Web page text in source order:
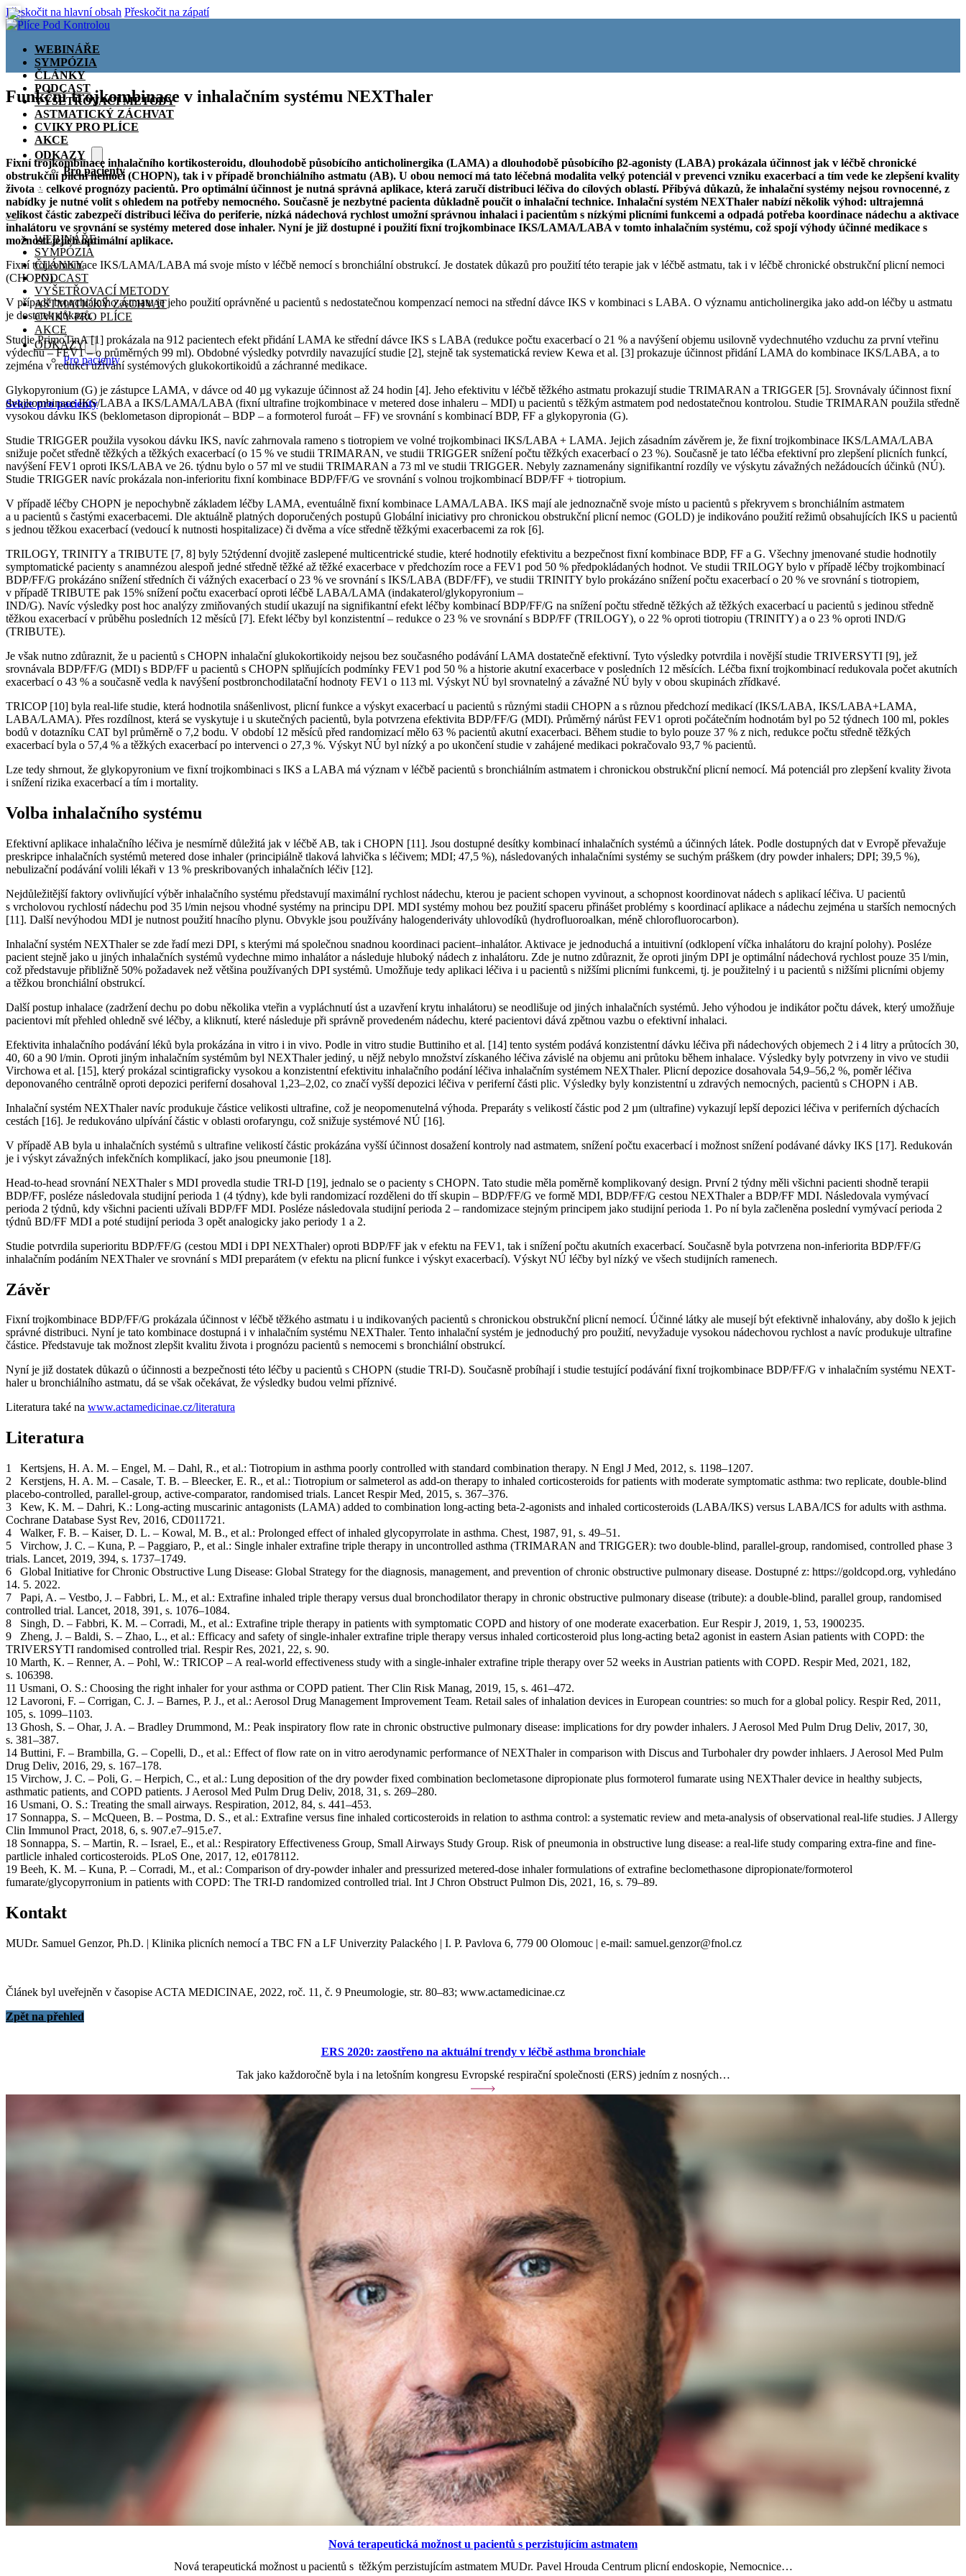
Přeskočit na hlavní obsah Přeskočit na zápatí
WEBINÁŘE
SYMPÓZIA
ČLÁNKY
PODCAST
VYŠETŘOVACÍ METODY
ASTMATICKÝ ZÁCHVAT
CVIKY PRO PLÍCE
AKCE
ODKAZY
Pro pacienty
🏠
WEBINÁŘE
SYMPÓZIA
ČLÁNKY
PODCAST
VYŠETŘOVACÍ METODY
ASTMATICKÝ ZÁCHVAT
CVIKY PRO PLÍCE
AKCE
ODKAZY
Pro pacienty
Sekce pro pacienty
Funkční trojkombinace v inhalačním systému NEXThaler
Fixní trojkombinace inhalačního kortikosteroidu, dlouhodobě působícího anticholinergika (LAMA) a dlouhodobě působícího β2-agonisty (LABA) prokázala účinnost jak v léčbě chronické
obstrukční plicní nemoci (CHOPN), tak i v případě bronchiálního astmatu (AB). U obou nemocí má tato léčebná modalita velký potenciál v prevenci vzniku exacerbací a tím vede ke zlepšení kvality
života a celkové prognózy pacientů. Pro optimální účinnost je nutná správná aplikace, která zaručí distribuci léčiva do cílových oblastí. Přibývá důkazů, že inhalační systémy nejsou rovnocenné, z
nabídky je nutné volit s ohledem na potřeby nemocného. Současně je nezbytné pacienta důkladně poučit o inhalační technice. Inhalační systém NEXThaler nabízí několik výhod: ultrajemná
velikost částic zabezpečí distribuci léčiva do periferie, nízká nádechová rychlost umožní správnou inhalaci i pacientům s nízkými plicními funkcemi a odpadá potřeba koordinace nádechu a aktivace
inhalátoru ve srovnání se systémy metered dose inhaler. Nyní je již dostupné i použití fixní trojkombinace IKS/LAMA/LABA v tomto inhalačním systému, což spojí výhody účinné medikace s
možností jejich optimální aplikace.
Fixní trojkombinace IKS/LAMA/LABA má svoje místo v léčbě nemocí s bronchiální obstrukcí. Je dostatek důkazů pro použití této terapie jak v léčbě astmatu, tak i v léčbě chronické obstrukční plicní nemoci
(CHOPN).
V případě bronchiálního astmatu je jeho použití oprávněné u pacientů s nedostatečnou kompenzací nemoci na střední dávce IKS v kombinaci s LABA. O významu anticholinergika jako add-on léčby u astmatu
je dostatek důkazů.
Studie PrimoTinA [1] prokázala na 912 pacientech efekt přidání LAMA ke střední dávce IKS s LABA (redukce počtu exacerbací o 21 % a navýšení objemu usilovně vydechnutého vzduchu za první vteřinu
výdechu – FEV1 – o průměrných 99 ml). Obdobné výsledky potvrdily navazující studie [2], stejně tak systematická review Kewa et al. [3] prokazuje účinnost přidání LAMA do kombinace IKS/LABA, a to
zejména v redukci užívání systémových glukokortikoidů a záchranné medikace.
Glykopyronium (G) je zástupce LAMA, v dávce od 40 µg vykazuje účinnost až 24 hodin [4]. Jeho efektivitu v léčbě těžkého astmatu prokazují studie TRIMARAN a TRIGGER [5]. Srovnávaly účinnost fixní
dvojkombinace IKS/LABA a IKS/LAMA/LABA (fixní ultrafine trojkombinace v metered dose inhaleru – MDI) u pacientů s těžkým astmatem pod nedostatečnou kontrolou. Studie TRIMARAN použila středně
vysokou dávku IKS (beklometason dipropionát – BDP – a formoterol furoát – FF) ve srovnání s kombinací BDP, FF a glykopyronia (G).
Studie TRIGGER použila vysokou dávku IKS, navíc zahrnovala rameno s tiotropiem ve volné trojkombinaci IKS/LABA + LAMA. Jejich zásadním závěrem je, že fixní trojkombinace IKS/LAMA/LABA
snižuje počet středně těžkých a těžkých exacerbací (o 15 % ve studii TRIMARAN, ve studii TRIGGER snížení počtu těžkých exacerbací o 23 %). Současně je tato léčba efektivní pro zlepšení plicních funkcí,
navýšení FEV1 oproti IKS/LABA ve 26. týdnu bylo o 57 ml ve studii TRIMARAN a 73 ml ve studii TRIGGER. Nebyly zaznamenány signifikantní rozdíly ve výskytu závažných nežádoucích účinků (NÚ).
Studie TRIGGER navíc prokázala non-inferioritu fixní kombinace BDP/FF/G ve srovnání s volnou trojkombinací BDP/FF + tiotropium.
V případě léčby CHOPN je nepochybně základem léčby LAMA, eventuálně fixní kombinace LAMA/LABA. IKS mají ale jednoznačně svoje místo u pacientů s překryvem s bronchiálním astmatem
a u pacientů s častými exacerbacemi. Dle aktuálně platných doporučených postupů Globální iniciativy pro chronickou obstrukční plicní nemoc (GOLD) je indikováno použití režimů obsahujících IKS u pacientů
s jednou těžkou exacerbací (vedoucí k nutnosti hospitalizace) či dvěma a více středně těžkými exacerbacemi za rok [6].
TRILOGY, TRINITY a TRIBUTE [7, 8] byly 52týdenní dvojitě zaslepené multicentrické studie, které hodnotily efektivitu a bezpečnost fixní kombinace BDP, FF a G. Všechny jmenované studie hodnotily
symptomatické pacienty s anamnézou alespoň jedné středně těžké až těžké exacerbace v předchozím roce a FEV1 pod 50 % předpokládaných hodnot. Ve studii TRILOGY bylo v případě léčby trojkombinací
BDP/FF/G prokázáno snížení středních či vážných exacerbací o 23 % ve srovnání s IKS/LABA (BDF/FF), ve studii TRINITY bylo prokázáno snížení počtu exacerbací o 20 % ve srovnání s tiotropiem,
v případě TRIBUTE pak 15% snížení počtu exacerbací oproti léčbě LABA/LAMA (indakaterol/glykopyronium –
IND/G). Navíc výsledky post hoc analýzy zmiňovaných studií ukazují na signifikantní efekt léčby kombinací BDP/FF/G na snížení počtu středně těžkých až těžkých exacerbací u pacientů s jedinou středně
těžkou exacerbací v průběhu posledních 12 měsíců [7]. Efekt léčby byl konzistentní – redukce o 23 % ve srovnání s BDP/FF (TRILOGY), o 22 % oproti tiotropiu (TRINITY) a o 23 % oproti IND/G
(TRIBUTE).
Je však nutno zdůraznit, že u pacientů s CHOPN inhalační glukokortikoidy nejsou bez současného podávání LAMA dostatečně efektivní. Tyto výsledky potvrdila i novější studie TRIVERSYTI [9], jež
srovnávala BDP/FF/G (MDI) s BDP/FF u pacientů s CHOPN splňujících podmínky FEV1 pod 50 % a historie akutní exacerbace v posledních 12 měsících. Léčba fixní trojkombinací redukovala počet akutních
exacerbací o 43 % a současně vedla k navýšení postbronchodilatační hodnoty FEV1 o 113 ml. Výskyt NÚ byl srovnatelný a závažné NÚ byly v obou skupinách zřídkavé.
TRICOP [10] byla real-life studie, která hodnotila snášenlivost, plicní funkce a výskyt exacerbací u pacientů s různými stadii CHOPN a s různou předchozí medikací (IKS/LABA, IKS/LABA+LAMA,
LABA/LAMA). Přes rozdílnost, která se vyskytuje i u skutečných pacientů, byla potvrzena efektivita BDP/FF/G (MDI). Průměrný nárůst FEV1 oproti počátečním hodnotám byl po 52 týdnech 100 ml, pokles
bodů v dotazníku CAT byl průměrně o 7,2 bodu. V období 12 měsíců před randomizací mělo 63 % pacientů akutní exacerbaci. Během studie to bylo pouze 37 % z nich, redukce počtu středně těžkých
exacerbací byla o 57,4 % a těžkých exacerbací po intervenci o 27,3 %. Výskyt NÚ byl nízký a po ukončení studie v zahájené medikaci pokračovalo 93,7 % pacientů.
Lze tedy shrnout, že glykopyronium ve fixní trojkombinaci s IKS a LABA má význam v léčbě pacientů s bronchiálním astmatem i chronickou obstrukční plicní nemocí. Má potenciál pro zlepšení kvality života
i snížení rizika exacerbací a tím i mortality.
Volba inhalačního systému
Efektivní aplikace inhalačního léčiva je nesmírně důležitá jak v léčbě AB, tak i CHOPN [11]. Jsou dostupné desítky kombinací inhalačních systémů a účinných látek. Podle dostupných dat v Evropě převažuje
preskripce inhalačních systémů metered dose inhaler (principiálně tlaková lahvička s léčivem; MDI; 47,5 %), následovaných inhalačními systémy se suchým práškem (dry powder inhalers; DPI; 39,5 %),
nebulizační podávání volili lékaři v 13 % preskribovaných inhalačních léčiv [12].
Nejdůležitější faktory ovlivňující výběr inhalačního systému představují maximální rychlost nádechu, kterou je pacient schopen vyvinout, a schopnost koordinovat nádech s aplikací léčiva. U pacientů
s vrcholovou rychlostí nádechu pod 35 l/min nejsou vhodné systémy na principu DPI. MDI systémy mohou bez po­užití spaceru přinášet problémy s koordinací aplikace a nádechu zejména u starších nemocných
[11]. Další nevýhodou MDI je nutnost použití hnacího plynu. Obvykle jsou používány halogenderiváty uhlovodíků (hydrofluoroalkan, méně chlorofluorocarbon).
Inhalační systém NEXThaler se zde řadí mezi DPI, s kterými má společnou snadnou koordinaci pacient–inhalátor. Aktivace je jednoduchá a intuitivní (odklopení víčka inhalátoru do krajní polohy). Posléze
pacient stejně jako u jiných inhalačních systémů vydechne mimo inhalátor a následuje hluboký nádech z inhalátoru. Zde je nutno zdůraznit, že oproti jiným DPI je optimální nádechová rychlost pouze 35 l/min,
což představuje přibližně 50% požadavek než většina používaných DPI systémů. Umožňuje tedy aplikaci léčiva i u pacientů s nižšími plicními funkcemi, tj. je použitelný i u pacientů s nižšími plicními objemy
a těžkou bronchiální obstrukcí.
Další postup inhalace (zadržení dechu po dobu několika vteřin a vypláchnutí úst a uzavření krytu inhalátoru) se neodlišuje od jiných inhalačních systémů. Jeho výhodou je indikátor počtu dávek, který umožňuje
pacientovi mít přehled ohledně své léčby, a kliknutí, které následuje při správně provedeném nádechu, které pacientovi dává zpětnou vazbu o efektivní inhalaci.
Efektivita inhalačního podávání léků byla prokázána in vitro i in vivo. Podle in vitro studie Buttiniho et al. [14] tento systém podává konzistentní dávku léčiva při nádechových objemech 2 i 4 litry a průtocích 30,
40, 60 a 90 l/min. Oproti jiným inhalačním systémům byl NEXThaler jediný, u nějž nebylo množství získaného léčiva závislé na objemu ani průtoku během inhalace. Výsledky byly potvrzeny in vivo ve studii
Virchowa et al. [15], který prokázal scintigraficky vysokou a konzistentní efektivitu inhalačního podání léčiva inhalačním systémem NEXThaler. Plicní depozice dosahovala 54,9–56,2 %, poměr léčiva
deponovaného centrálně oproti depozici periferní dosahoval 1,23–2,02, co značí vyšší depozici léčiva v periferní části plic. Výsledky byly konzistentní u zdravých nemocných, pacientů s CHOPN i AB.
Inhalační systém NEXThaler navíc produkuje částice velikosti ultrafine, což je neopomenutelná výhoda. Preparáty s velikostí částic pod 2 µm (ultrafine) vykazují lepší depozici léčiva v periferních dýchacích
cestách [16]. Je redukováno ulpívání částic v oblasti orofaryngu, což snižuje systémové NÚ [16].
V případě AB byla u inhalačních systémů s ultrafine velikostí částic prokázána vyšší účinnost dosažení kontroly nad astmatem, snížení počtu exacerbací i možnost snížení podávané dávky IKS [17]. Redukován
je i výskyt závažných infekčních komplikací, jako jsou pneumonie [18].
Head-to-head srovnání NEXThaler s MDI provedla studie TRI-D [19], jednalo se o pacienty s CHOPN. Tato studie měla poměrně komplikovaný design. První 2 týdny měli všichni pacienti shodně terapii
BDP/FF, posléze následovala studijní perioda 1 (4 týdny), kde byli randomizací rozděleni do tří skupin – BDP/FF/G ve formě MDI, BDP/FF/G cestou NEXThaler a BDP/FF MDI. Následovala vymývací
perioda 2 týdnů, kdy všichni pacienti užívali BDP/FF MDI. Posléze následovala studijní perioda 2 – randomizace stejným principem jako studijní perioda 1. Po ní byla začleněna poslední vymývací perioda 2
týdnů BD/FF MDI a poté studijní perioda 3 opět analogicky jako periody 1 a 2.
Studie potvrdila superioritu BDP/FF/G (cestou MDI i DPI NEXT­haler) oproti BDP/FF jak v efektu na FEV1, tak i snížení počtu akutních exacerbací. Současně byla potvrzena non-inferiorita BDP/FF/G
inhalačním podáním NEXThaler ve srovnání s MDI preparátem (v efektu na plicní funkce i výskyt exacerbací). Výskyt NÚ léčby byl nízký ve všech studijních ramenech.
Závěr
Fixní trojkombinace BDP/FF/G prokázala účinnost v léčbě těžkého astmatu i u indikovaných pacientů s chronickou obstrukční plicní nemocí. Účinné látky ale musejí být efektivně inhalovány, aby došlo k jejich
správné distribuci. Nyní je tato kombinace dostupná i v inhalačním systému NEXThaler. Tento inhalační systém je jednoduchý pro použití, nevyžaduje vysokou nádechovou rychlost a navíc produkuje ultrafine
částice. Představuje tak možnost zlepšit kvalitu života i prognózu pacientů s nemocemi s bronchiální obstrukcí.
Nyní je již dostatek důkazů o účinnosti a bezpečnosti této léčby u pacientů s CHOPN (studie TRI-D). Současně probíhají i studie testující podávání fixní trojkombinace BDP/FF/G v inhalačním systému NEXT­
haler u bronchiálního astmatu, dá se však očekávat, že výsledky budou velmi příznivé.
Literatura také na www.actamedicinae.cz/literatura
Literatura
1 Kertsjens, H. A. M. – Engel, M. – Dahl, R., et al.: Tiotropium in asthma poorly controlled with standard combination therapy. N Engl J Med, 2012, s. 1198–1207.
2 Kerstjens, H. A. M. – Casale, T. B. – Bleecker, E. R., et al.: Tiotropium or salmeterol as add-on therapy to inhaled corticosteroids for patients with moderate symptomatic asthma: two replicate, double-blind
placebo-controlled, parallel-group, active-comparator, randomised trials. Lancet Respir Med, 2015, s. 367–376.
3 Kew, K. M. – Dahri, K.: Long-acting muscarinic antagonists (LAMA) added to combination long-acting beta-2-agonists and inhaled corticosteroids (LABA/IKS) versus LABA/ICS for adults with asthma.
Cochrane Database Syst Rev, 2016, CD011721.
4 Walker, F. B. – Kaiser, D. L. – Kowal, M. B., et al.: Prolonged effect of inhaled glycopyrrolate in asthma. Chest, 1987, 91, s. 49–51.
5 Virchow, J. C. – Kuna, P. – Paggiaro, P., et al.: Single inhaler extrafine triple therapy in uncontrolled asthma (TRIMARAN and TRIGGER): two double-blind, parallel-group, randomised, controlled phase 3
trials. Lancet, 2019, 394, s. 1737–1749.
6 Global Initiative for Chronic Obstructive Lung Disease: Global Strategy for the diagnosis, management, and prevention of chronic obstructive pulmonary disease. Dostupné z: https://goldcopd.org, vyhledáno
14. 5. 2022.
7 Papi, A. – Vestbo, J. – Fabbri, L. M., et al.: Extrafine inhaled triple therapy versus dual bronchodilator therapy in chronic obstructive pulmonary disease (tribute): a double-blind, parallel group, randomised
controlled trial. Lancet, 2018, 391, s. 1076–1084.
8 Singh, D. – Fabbri, K. M. – Corradi, M., et al.: Extrafine triple therapy in patients with symptomatic COPD and history of one moderate exacerbation. Eur Respir J, 2019, 1, 53, 1900235.
9 Zheng, J. – Baldi, S. – Zhao, L., et al.: Efficacy and safety of single-inhaler extrafine triple therapy versus inhaled corticosteroid plus long-acting beta2 agonist in eastern Asian patients with COPD: the
TRIVERSYTI randomised controlled trial. Respir Res, 2021, 22, s. 90.
10 Marth, K. – Renner, A. – Pohl, W.: TRICOP – A real-world effectiveness study with a single-inhaler extrafine triple therapy over 52 weeks in Austrian patients with COPD. Respir Med, 2021, 182,
s. 106398.
11 Usmani, O. S.: Choosing the right inhaler for your asthma or COPD patient. Ther Clin Risk Manag, 2019, 15, s. 461–472.
12 Lavoroni, F. – Corrigan, C. J. – Barnes, P. J., et al.: Aerosol Drug Management Improvement Team. Retail sales of inhalation devices in European countries: so much for a global policy. Respir Red, 2011,
105, s. 1099–1103.
13 Ghosh, S. – Ohar, J. A. – Bradley Drummond, M.: Peak inspiratory flow rate in chronic obstructive pulmonary disease: implications for dry powder inhalers. J Aerosol Med Pulm Drug Deliv, 2017, 30,
s. 381–387.
14 Buttini, F. – Brambilla, G. – Copelli, D., et al.: Effect of flow rate on in vitro aerodynamic performance of NEXThaler in comparison with Discus and Turbohaler dry powder inhlaers. J Aerosol Med Pulm
Drug Deliv, 2016, 29, s. 167–178.
15 Virchow, J. C. – Poli, G. – Herpich, C., et al.: Lung deposition of the dry powder fixed combination beclometasone dipropionate plus formoterol fumarate using NEXThaler device in healthy subjects,
asthmatic patients, and COPD patients. J Aerosol Med Pulm Drug Deliv, 2018, 31, s. 269–280.
16 Usmani, O. S.: Treating the small airways. Respiration, 2012, 84, s. 441–453.
17 Sonnappa, S. – McQueen, B. – Postma, D. S., et al.: Extrafine versus fine inhaled corticosteroids in relation to asthma control: a systematic review and meta-analysis of observational real-life studies. J Allergy
Clin Immunol Pract, 2018, 6, s. 907.e7–915.e7.
18 Sonnappa, S. – Martin, R. – Israel, E., et al.: Respiratory Effectiveness Group, Small Airways Study Group. Risk of pneumonia in obstructive lung disease: a real-life study comparing extra-fine and fine-
partlicle inhaled corticosteroids. PLoS One, 2017, 12, e0178112.
19 Beeh, K. M. – Kuna, P. – Corradi, M., et al.: Comparison of dry-powder inhaler and pressurized metered-dose inhaler formulations of extrafine beclomethasone dipropionate/formoterol
fumarate/glycopyrronium in patients with COPD: The TRI-D randomized controlled trial. Int J Chron Obstruct Pulmon Dis, 2021, 16, s. 79–89.
Kontakt
MUDr. Samuel Genzor, Ph.D. | Klinika plicních nemocí a TBC FN a LF Univerzity Palackého | I. P. Pavlova 6, 779 00 Olomouc | e-mail: samuel.genzor@fnol.cz
Článek byl uveřejněn v časopise ACTA MEDICINAE, 2022, roč. 11, č. 9 Pneumologie, str. 80–83; www.actamedicinae.cz
Zpět na přehled
ERS 2020: zaostřeno na aktuální trendy v léčbě asthma bronchiale
Tak jako každoročně byla i na letošním kongresu Evropské respirační společnosti (ERS) jedním z nosných…
Nová terapeutická možnost u pacientů s perzistujícím astmatem
Nová terapeutická možnost u pacientů s těžkým perzistujícím astmatem MUDr. Pavel Hrouda Centrum plicní endoskopie, Nemocnice…